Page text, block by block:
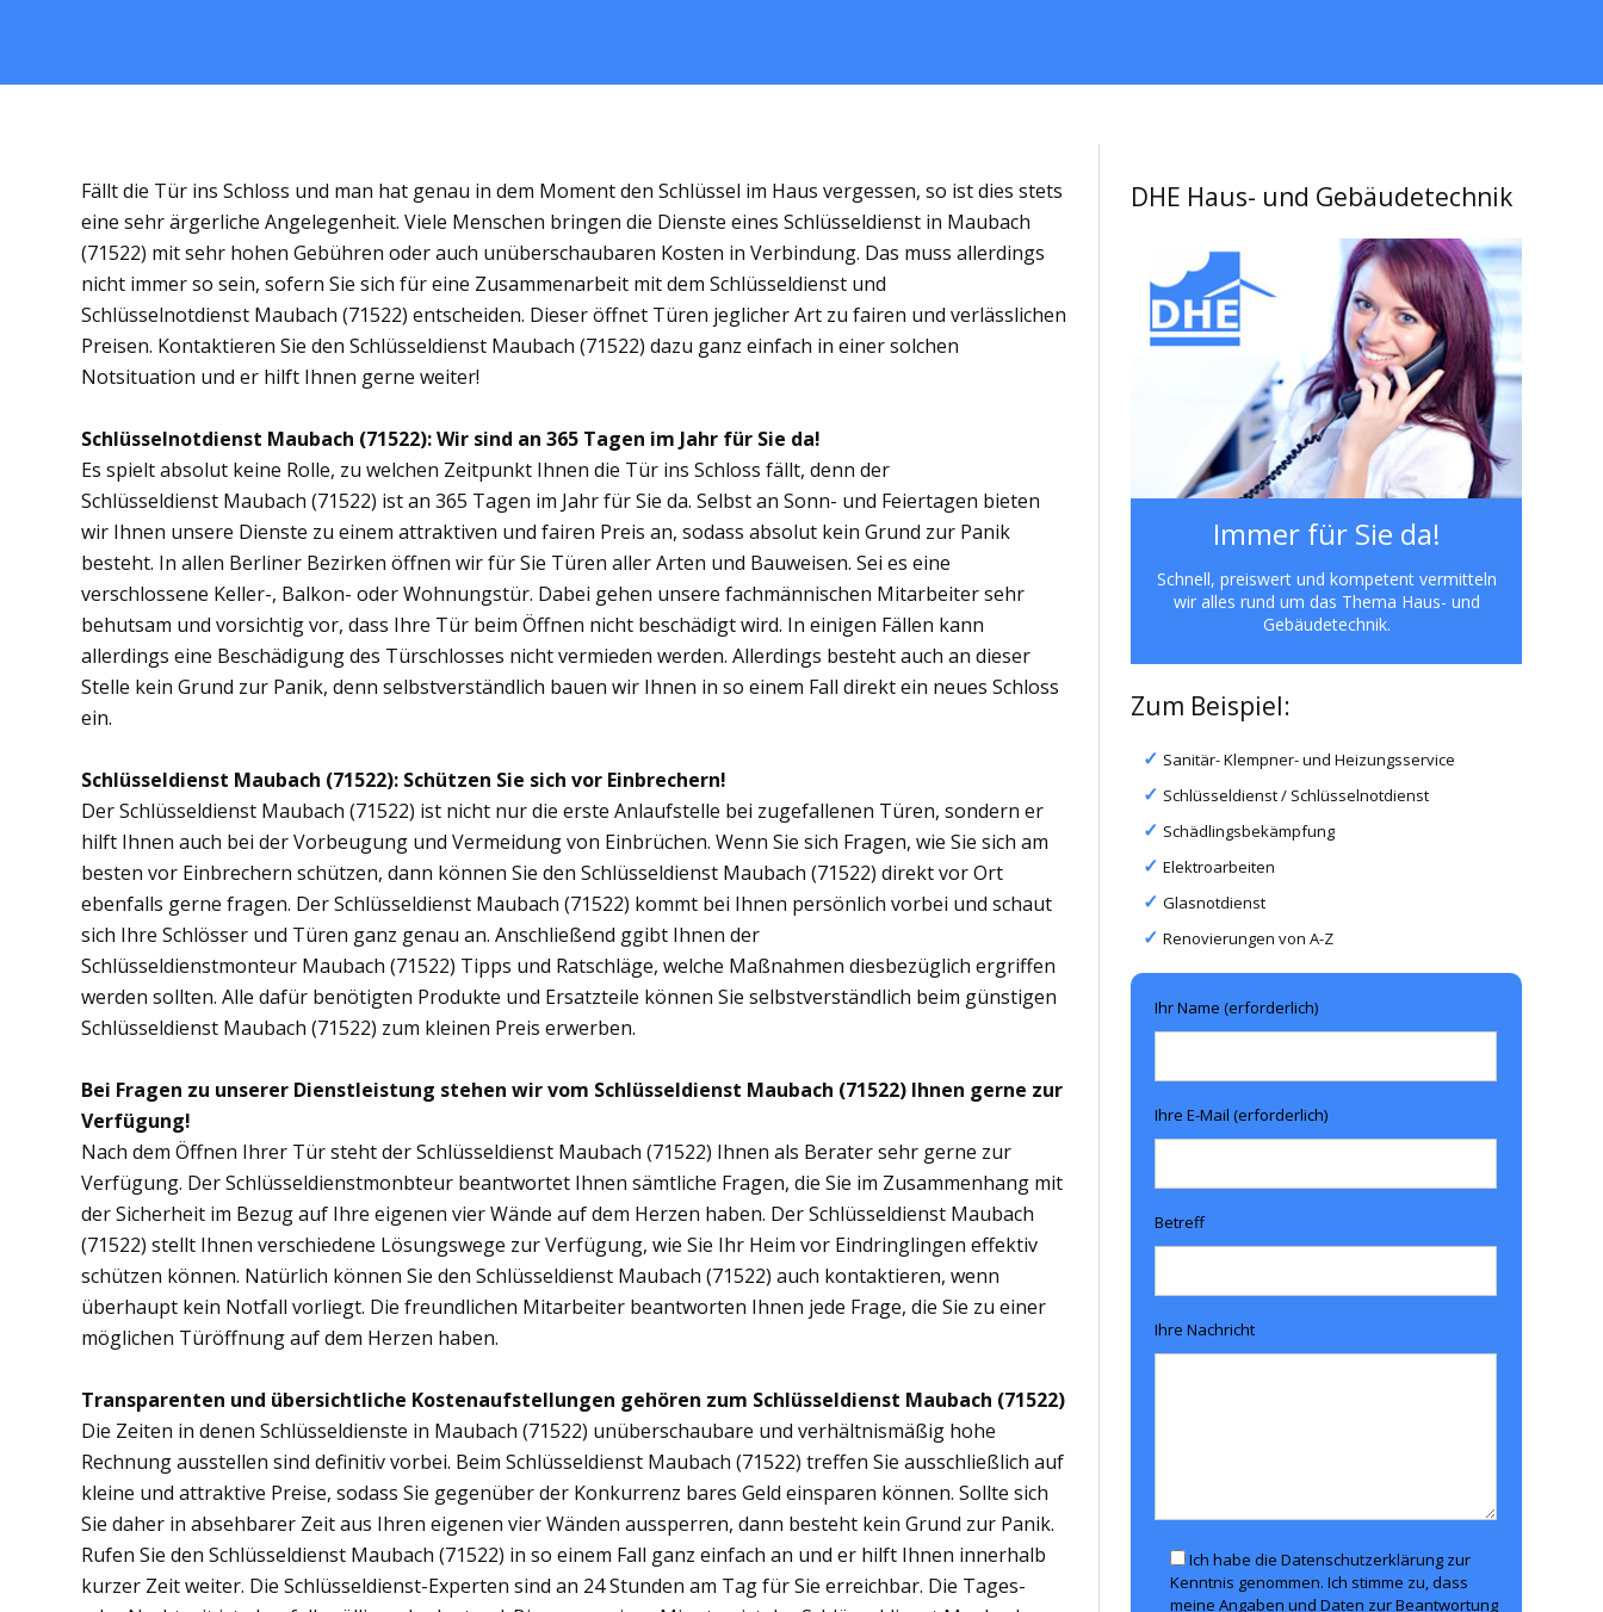
DHE Haus- und Gebäudetechnik
Immer für Sie da!
Schnell, preiswert und kompetent vermitteln
wir alles rund um das Thema Haus- und
Gebäudetechnik.
Zum Beispiel:
Sanitär- Klempner- und Heizungsservice
Schlüsseldienst / Schlüsselnotdienst
Schädlingsbekämpfung
Elektroarbeiten
Glasnotdienst
Renovierungen von A-Z
Ihr Name (erforderlich)
Ihre E-Mail (erforderlich)
Betreff
Ihre Nachricht
Ich habe die Datenschutzerklärung zur
Kenntnis genommen. Ich stimme zu, dass
meine Angaben und Daten zur Beantwortung
Fällt die Tür ins Schloss und man hat genau in dem Moment den Schlüssel im Haus vergessen, so ist dies stets
eine sehr ärgerliche Angelegenheit. Viele Menschen bringen die Dienste eines Schlüsseldienst in Maubach
(71522) mit sehr hohen Gebühren oder auch unüberschaubaren Kosten in Verbindung. Das muss allerdings
nicht immer so sein, sofern Sie sich für eine Zusammenarbeit mit dem Schlüsseldienst und
Schlüsselnotdienst Maubach (71522) entscheiden. Dieser öffnet Türen jeglicher Art zu fairen und verlässlichen
Preisen. Kontaktieren Sie den Schlüsseldienst Maubach (71522) dazu ganz einfach in einer solchen
Notsituation und er hilft Ihnen gerne weiter!
Schlüsselnotdienst Maubach (71522): Wir sind an 365 Tagen im Jahr für Sie da!
Es spielt absolut keine Rolle, zu welchen Zeitpunkt Ihnen die Tür ins Schloss fällt, denn der
Schlüsseldienst Maubach (71522) ist an 365 Tagen im Jahr für Sie da. Selbst an Sonn- und Feiertagen bieten
wir Ihnen unsere Dienste zu einem attraktiven und fairen Preis an, sodass absolut kein Grund zur Panik
besteht. In allen Berliner Bezirken öffnen wir für Sie Türen aller Arten und Bauweisen. Sei es eine
verschlossene Keller-, Balkon- oder Wohnungstür. Dabei gehen unsere fachmännischen Mitarbeiter sehr
behutsam und vorsichtig vor, dass Ihre Tür beim Öffnen nicht beschädigt wird. In einigen Fällen kann
allerdings eine Beschädigung des Türschlosses nicht vermieden werden. Allerdings besteht auch an dieser
Stelle kein Grund zur Panik, denn selbstverständlich bauen wir Ihnen in so einem Fall direkt ein neues Schloss
ein.
Schlüsseldienst Maubach (71522): Schützen Sie sich vor Einbrechern!
Der Schlüsseldienst Maubach (71522) ist nicht nur die erste Anlaufstelle bei zugefallenen Türen, sondern er
hilft Ihnen auch bei der Vorbeugung und Vermeidung von Einbrüchen. Wenn Sie sich Fragen, wie Sie sich am
besten vor Einbrechern schützen, dann können Sie den Schlüsseldienst Maubach (71522) direkt vor Ort
ebenfalls gerne fragen. Der Schlüsseldienst Maubach (71522) kommt bei Ihnen persönlich vorbei und schaut
sich Ihre Schlösser und Türen ganz genau an. Anschließend ggibt Ihnen der
Schlüsseldienstmonteur Maubach (71522) Tipps und Ratschläge, welche Maßnahmen diesbezüglich ergriffen
werden sollten. Alle dafür benötigten Produkte und Ersatzteile können Sie selbstverständlich beim günstigen
Schlüsseldienst Maubach (71522) zum kleinen Preis erwerben.
Bei Fragen zu unserer Dienstleistung stehen wir vom Schlüsseldienst Maubach (71522) Ihnen gerne zur
Verfügung!
Nach dem Öffnen Ihrer Tür steht der Schlüsseldienst Maubach (71522) Ihnen als Berater sehr gerne zur
Verfügung. Der Schlüsseldienstmonbteur beantwortet Ihnen sämtliche Fragen, die Sie im Zusammenhang mit
der Sicherheit im Bezug auf Ihre eigenen vier Wände auf dem Herzen haben. Der Schlüsseldienst Maubach
(71522) stellt Ihnen verschiedene Lösungswege zur Verfügung, wie Sie Ihr Heim vor Eindringlingen effektiv
schützen können. Natürlich können Sie den Schlüsseldienst Maubach (71522) auch kontaktieren, wenn
überhaupt kein Notfall vorliegt. Die freundlichen Mitarbeiter beantworten Ihnen jede Frage, die Sie zu einer
möglichen Türöffnung auf dem Herzen haben.
Transparenten und übersichtliche Kostenaufstellungen gehören zum Schlüsseldienst Maubach (71522)
Die Zeiten in denen Schlüsseldienste in Maubach (71522) unüberschaubare und verhältnismäßig hohe
Rechnung ausstellen sind definitiv vorbei. Beim Schlüsseldienst Maubach (71522) treffen Sie ausschließlich auf
kleine und attraktive Preise, sodass Sie gegenüber der Konkurrenz bares Geld einsparen können. Sollte sich
Sie daher in absehbarer Zeit aus Ihren eigenen vier Wänden aussperren, dann besteht kein Grund zur Panik.
Rufen Sie den Schlüsseldienst Maubach (71522) in so einem Fall ganz einfach an und er hilft Ihnen innerhalb
kurzer Zeit weiter. Die Schlüsseldienst-Experten sind an 24 Stunden am Tag für Sie erreichbar. Die Tages-